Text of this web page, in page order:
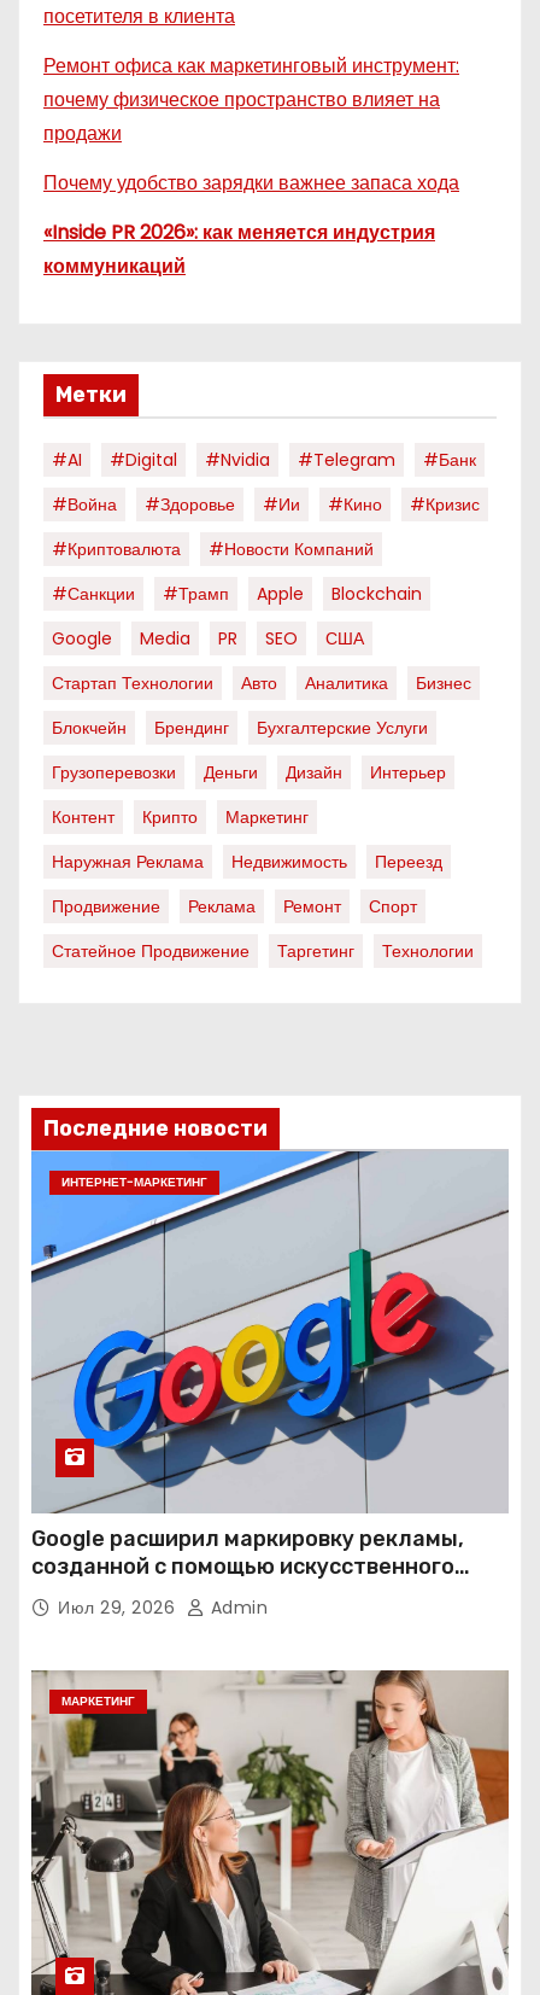
посетителя в клиента
Ремонт офиса как маркетинговый инструмент:
почему физическое пространство влияет на
продажи
Почему удобство зарядки важнее запаса хода
«Inside PR 2026»: как меняется индустрия
коммуникаций
Метки
#AI #digital #nvidia #telegram
#банк
#война
#здоровье #ии #кино
#кризис
#криптовалюта
#новости Компаний
#санкции
#трамп Apple
Blockchain
Google
Media PR SEO
США
Стартап Технологии
Авто Аналитика
Бизнес
Блокчейн
Брендинг
Бухгалтерские Услуги
Грузоперевозки
Деньги Дизайн
Интерьер
Контент
Крипто
Маркетинг
Наружная Реклама
Недвижимость
Переезд
Продвижение
Реклама Ремонт
Спорт
Статейное Продвижение
Таргетинг Технологии
Последние новости
ИНТЕРНЕТ-МАРКЕТИНГ
Google расширил маркировку рекламы,
созданной с помощью искусственного
интеллекта
Июл 29, 2026 Admin
МАРКЕТИНГ